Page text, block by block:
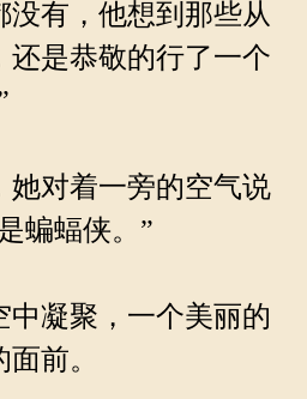
有，他想到那些从
还是恭敬的行了一个
对着一旁的空气说
蝙蝠侠。”
凝聚，一个美丽的
前。